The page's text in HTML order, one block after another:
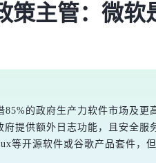
策主管：微软
85%的政府生产力软件市场及
府提供额外日志功能，且安全
等开源软件或谷歌产品套件，